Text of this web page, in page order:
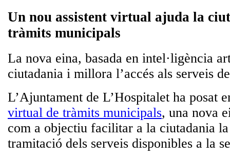
Un nou assistent virtual ajuda la
tràmits municipals
La nova eina, basada en intel·ligència
ciutadania i millora l’accés als serveis
L’Ajuntament de L’Hospitalet ha posat
virtual de tràmits municipals, una nova
com a objectiu facilitar a la ciutadania
tramitació dels serveis disponibles a la